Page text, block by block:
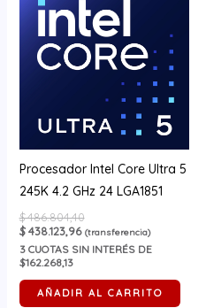
Procesador Intel Core Ultra 5
245K 4.2 GHz 24 LGA1851
$486.804,40
$438.123,96 (transferencia)
3CUOTAS SIN INTERÉS DE
$162.268,13
AÑADIR AL CARRITO